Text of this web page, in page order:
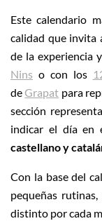
Este calendario
calidad que invita
de la experiencia
Nins o con los
de Grapat para
sección
indicar el día en
castellano y
Con la base del
pequeñas
distinto por cada